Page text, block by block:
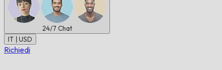
24/7 Chat
IT | USD
Richiedi